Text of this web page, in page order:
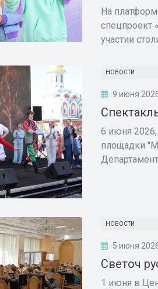
На
спецпроект
участии
НОВОСТИ
9 июня
6 июня
площадки
НОВОСТИ
5 июня
Светоч
1 июня в